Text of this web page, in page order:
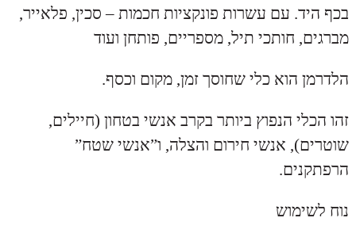
בכף היד. עם עשרות פונקציות חכמות – סכין, פלאייר,
מברגים, חותכי תיל, מספריים, פותחן ועוד
הלדרמן הוא כלי שחוסך זמן, מקום וכסף.
זהו הכלי הנפוץ ביותר בקרב אנשי בטחון (חיילים,
שוטרים), אנשי חירום והצלה, ו”אנשי שטח”
הרפתקנים.
נוח לשימוש